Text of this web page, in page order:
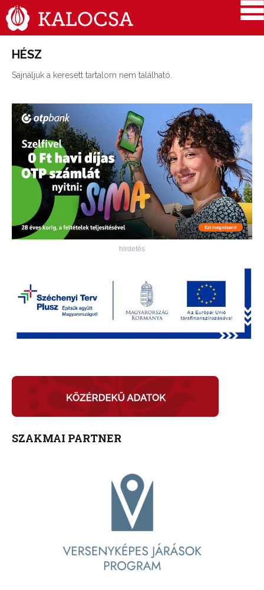
HÉSZ
Sajnáljuk a keresett tartalom nem található.
hirdetés
SZAKMAI PARTNER